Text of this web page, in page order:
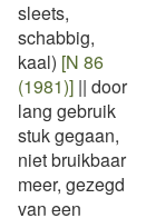
sleets,
schabbig,
kaal) [N 86
(1981)] || door
lang gebruik
stuk gegaan,
niet bruikbaar
meer, gezegd
van een